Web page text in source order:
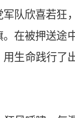
队欣喜若狂
在被押送途
生命践行了